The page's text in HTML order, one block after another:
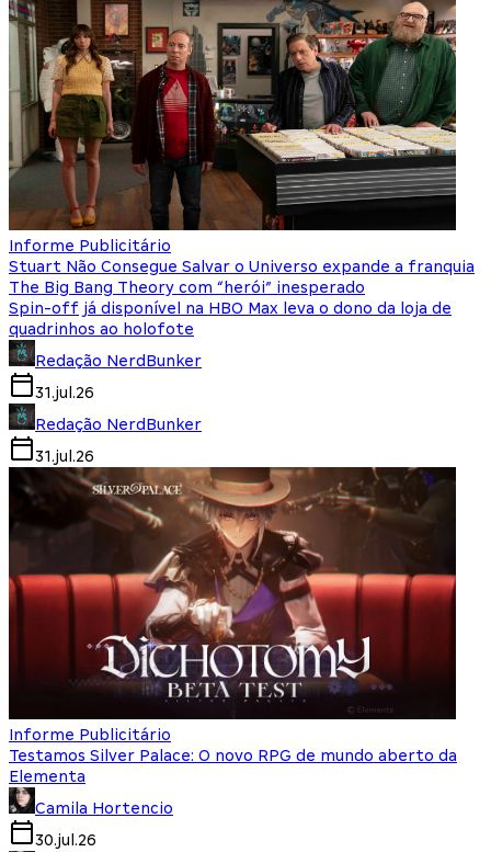
Informe Publicitário
Stuart Não Consegue Salvar o Universo expande a franquia
The Big Bang Theory com “herói” inesperado
Spin-off já disponível na HBO Max leva o dono da loja de
quadrinhos ao holofote
Redação NerdBunker
31.jul.26
Redação NerdBunker
31.jul.26
Informe Publicitário
Testamos Silver Palace: O novo RPG de mundo aberto da
Elementa
Camila Hortencio
30.jul.26